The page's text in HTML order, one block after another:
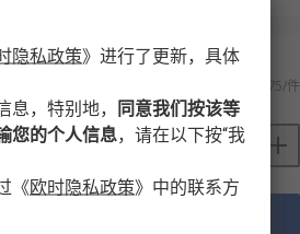
92
小计（1 件）
RMB654.75/件
数量
隐私政策》 进行了更新，具体
息，特别地，
同意我们按该等
您的个人信息，请在以下按“我
《欧时隐私政策》 中的联系方